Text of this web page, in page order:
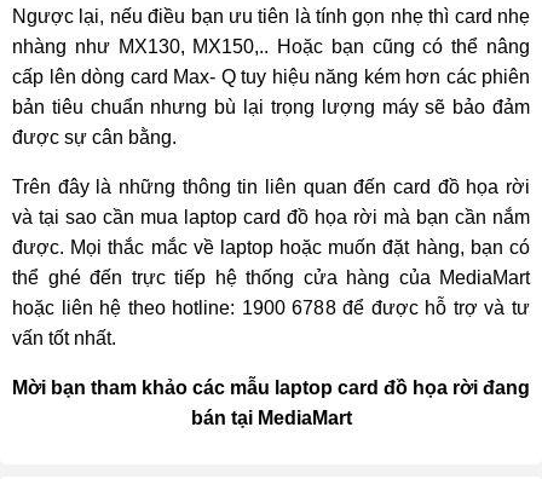
Ngược lại, nếu điều bạn ưu tiên là tính gọn nhẹ thì card nhẹ
nhàng như MX130, MX150,.. Hoặc bạn cũng có thể nâng
cấp lên dòng card Max- Q tuy hiệu năng kém hơn các phiên
bản tiêu chuẩn nhưng bù lại trọng lượng máy sẽ bảo đảm
được sự cân bằng.
Trên đây là những thông tin liên quan đến card đồ họa rời
và tại sao cần mua laptop card đồ họa rời mà bạn cần nắm
được. Mọi thắc mắc về laptop hoặc muốn đặt hàng, bạn có
thể ghé đến trực tiếp hệ thống cửa hàng của MediaMart
hoặc liên hệ theo hotline: 1900 6788 để được hỗ trợ và tư
vấn tốt nhất.
Mời bạn tham khảo các mẫu laptop card đồ họa rời đang
bán tại MediaMart